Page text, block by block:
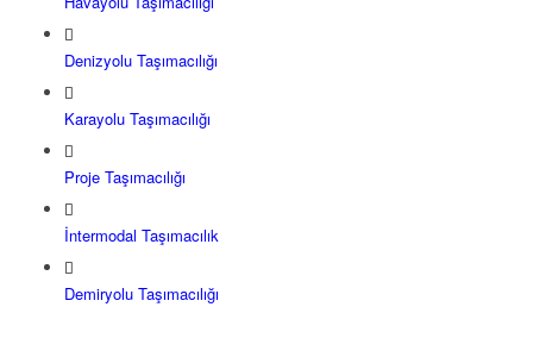
Denizyolu Taşımacılığı
Karayolu Taşımacılığı
Proje Taşımacılığı
İntermodal Taşımacılık
Demiryolu Taşımacılığı